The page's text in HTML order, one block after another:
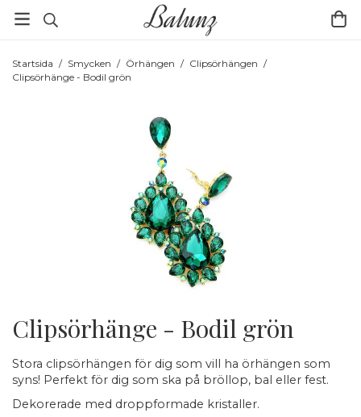
Startsida / Smycken / Örhängen / Clipsörhängen /
Clipsörhänge - Bodil grön
Clipsörhänge - Bodil grön
Stora clipsörhängen för dig som vill ha örhängen som
syns! Perfekt för dig som ska på bröllop, bal eller fest.
Dekorerade med droppformade kristaller.